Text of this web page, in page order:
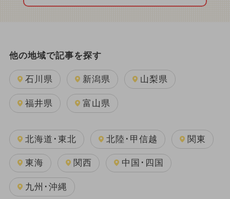
他の地域で記事を探す
石川県 新潟県 山梨県
福井県 富山県
北海道･東北 北陸･甲信越 関東
東海 関西 中国･四国
九州･沖縄